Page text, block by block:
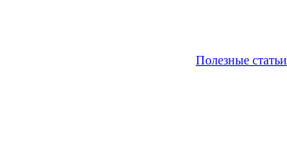
Полезные статьи